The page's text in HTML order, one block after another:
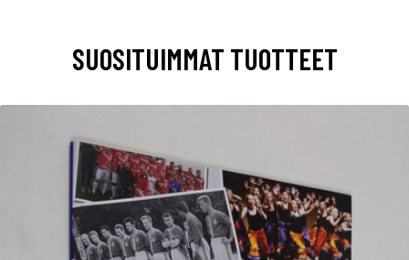
SUOSITUIMMAT TUOTTEET